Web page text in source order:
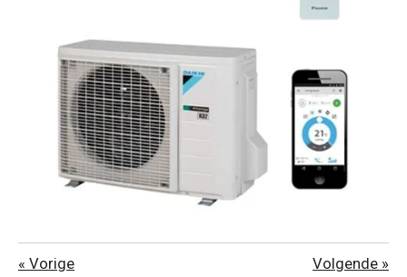
« Vorige Volgende »